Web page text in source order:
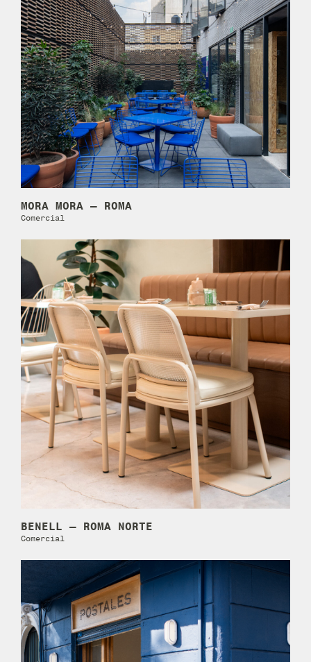
MORA MORA – ROMA
Comercial
BENELL – ROMA NORTE
Comercial